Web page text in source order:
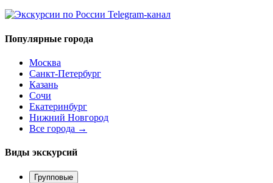
Telegram-канал
Популярные города
Москва
Санкт-Петербург
Казань
Сочи
Екатеринбург
Нижний Новгород
Все города →
Виды экскурсий
Групповые